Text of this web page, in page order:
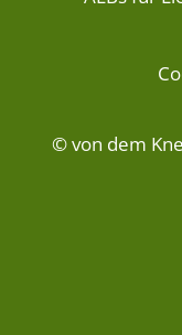
© von dem